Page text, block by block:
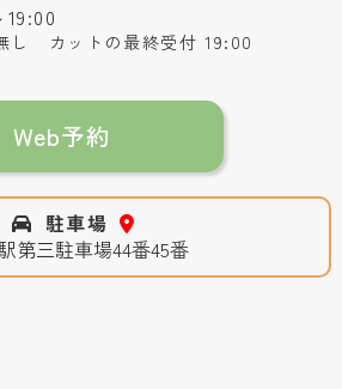
し カットの最終受付 19:00
Web予約
駐車場
第三駐車場44番45番